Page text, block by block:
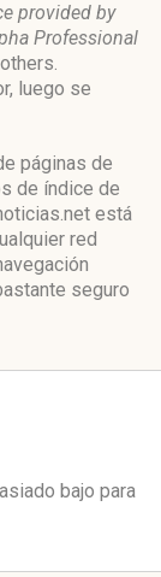
provided by
Professional
luego se
páginas de
de índice de
está
red
seguro
bajo para